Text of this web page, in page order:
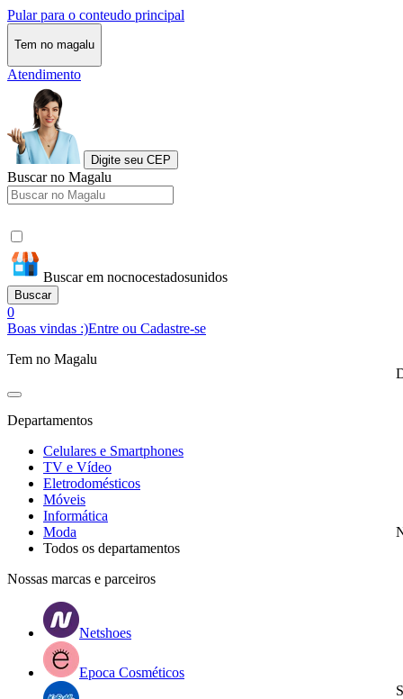
Pular para o conteudo principal
Tem no magalu
Atendimento
Digite seu CEP
Buscar no Magalu
Buscar em nocnocestadosunidos
Buscar
0
Boas vindas :)Entre ou Cadastre-se
Tem no Magalu
Departamentos
Celulares e Smartphones
TV e Vídeo
Eletrodomésticos
Móveis
Informática
Moda
Todos os departamentos
Nossas marcas e parceiros
Netshoes
Epoca Cosméticos